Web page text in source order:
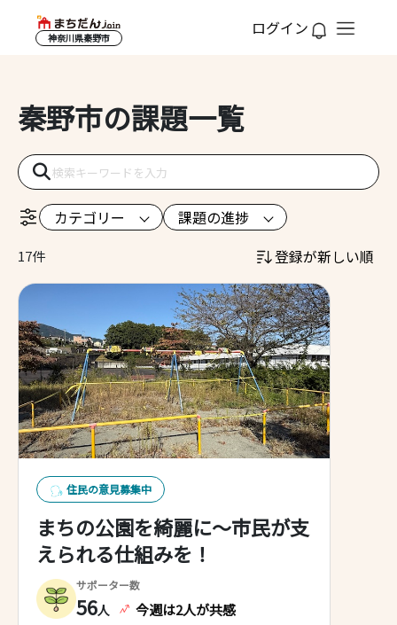
神奈川県秦野市 ログイン
秦野市の課題一覧
カテゴリー 課題の進捗
17件 登録が新しい順
住民の意見募集中
まちの公園を綺麗に〜市民が支
えられる仕組みを！
サポーター数
56人 今週は2人が共感